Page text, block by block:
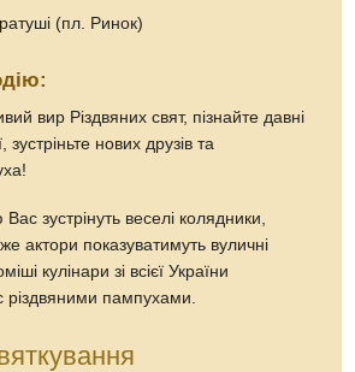
(пл. Ринок)
вир Різдвяних свят, пізнайте давні
зустріньте нових друзів та
зустрінуть веселі колядники,
актори показуватимуть вуличні
кулінари зі всієї України
різдвяними пампухами.